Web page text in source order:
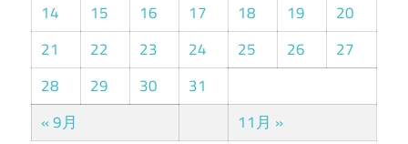
« 9月 11月 »
14
15 16 17 18 19
20
21
22 23 24 25 26
27
28
29 30 31